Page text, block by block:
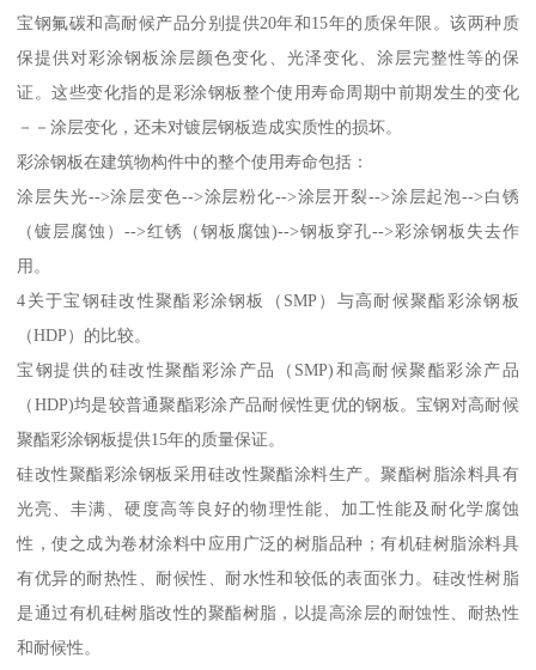
宝钢氟碳和高耐候产品分别提供20年和15年的质保年限。该两种质
保提供对彩涂钢板涂层颜色变化、光泽变化、涂层完整性等的保
证。这些变化指的是彩涂钢板整个使用寿命周期中前期发生的变化
－－涂层变化，还未对镀层钢板造成实质性的损坏。
彩涂钢板在建筑物构件中的整个使用寿命包括：
涂层失光-->涂层变色-->涂层粉化-->涂层开裂-->涂层起泡-->白锈
（镀层腐蚀）-->红锈（钢板腐蚀)-->钢板穿孔-->彩涂钢板失去作
用。
4关于宝钢硅改性聚酯彩涂钢板（SMP）与高耐候聚酯彩涂钢板
（HDP）的比较。
宝钢提供的硅改性聚酯彩涂产品（SMP)和高耐候聚酯彩涂产品
（HDP)均是较普通聚酯彩涂产品耐候性更优的钢板。宝钢对高耐候
聚酯彩涂钢板提供15年的质量保证。
硅改性聚酯彩涂钢板采用硅改性聚酯涂料生产。聚酯树脂涂料具有
光亮、丰满、硬度高等良好的物理性能、加工性能及耐化学腐蚀
性，使之成为卷材涂料中应用广泛的树脂品种；有机硅树脂涂料具
有优异的耐热性、耐候性、耐水性和较低的表面张力。硅改性树脂
是通过有机硅树脂改性的聚酯树脂，以提高涂层的耐蚀性、耐热性
和耐候性。